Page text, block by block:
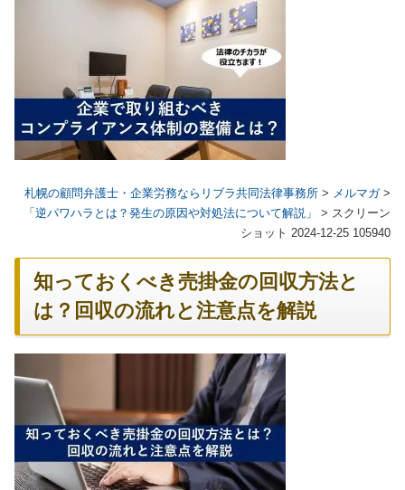
札幌の顧問弁護士・企業労務ならリブラ共同法律事務所 > メルマガ>
「逆パワハラとは？発生の原因や対処法について解説」
> スクリーン
ショット 2024-12-25 105940
知っておくべき売掛金の回収方法と
は？回収の流れと注意点を解説